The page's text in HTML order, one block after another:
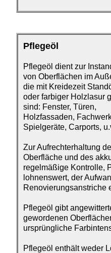
Pflegeöl
Pflegeöl dient zur
von Oberflächen im
die mit Kreidezeit
oder farbiger Holzlasur
sind: Fenster, Türen,
Holzfassaden,
Spielgeräte, Carports,
Zur Aufrecht­erhaltung
Oberfläche und des
regelmäßige Kontrolle,
lohnenswert, der
Renovierungsanstriche
Pflegeöl gibt
gewordenen
ursprüngliche
Pflegeöl enthält weder